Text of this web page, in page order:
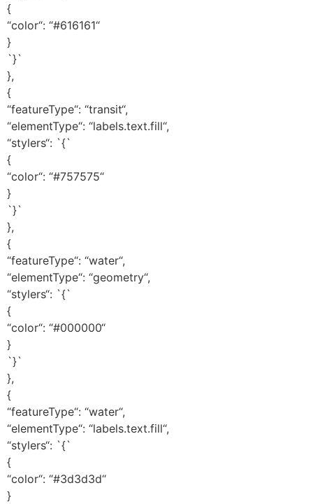
{
“color“: “#616161“
}
`}`
},
{
“featureType“: “transit“,
“elementType“: “labels.text.fill“,
“stylers“: `{`
{
“color“: “#757575“
}
`}`
},
{
“featureType“: “water“,
“elementType“: “geometry“,
“stylers“: `{`
{
“color“: “#000000“
}
`}`
},
{
“featureType“: “water“,
“elementType“: “labels.text.fill“,
“stylers“: `{`
{
“color“: “#3d3d3d“
}